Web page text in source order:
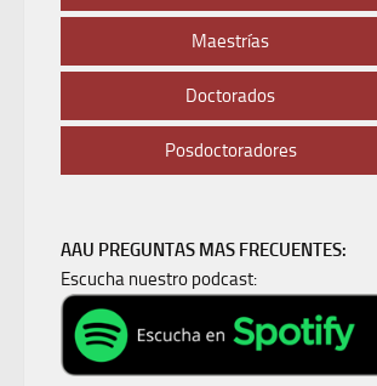
Maestrías
Doctorados
Posdoctoradores
AAU PREGUNTAS MAS FRECUENTES:
Escucha nuestro podcast: